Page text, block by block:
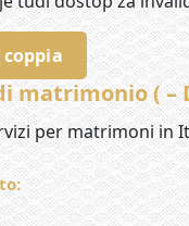
matrimonio ( –
per matrimoni in